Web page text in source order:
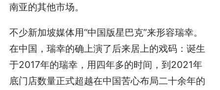
南亚的其他市场。
不少新加坡媒体用“中国版星巴克”来形容瑞幸。
在中国，瑞幸的确上演了后来居上的戏码：诞生
于2017年的瑞幸，用四年多的时间，到2021年
底门店数量正式超越在中国苦心布局二十余年的